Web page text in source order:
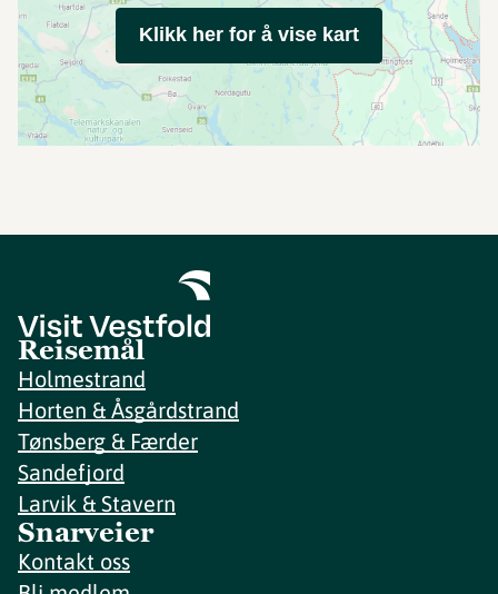
Klikk her for å vise kart
Reisemål
Holmestrand
Horten & Åsgårdstrand
Tønsberg & Færder
Sandefjord
Larvik & Stavern
Snarveier
Kontakt oss